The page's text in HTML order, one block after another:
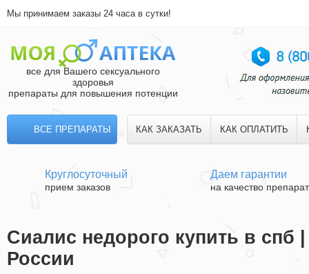
Мы принимаем заказы 24 часа в сутки!
все для Вашего сексуального
здоровья
препараты для повышения потенции
ВСЕ ПРЕПАРАТЫ КАК ЗАКАЗАТЬ КАК ОПЛАТИТЬ
Круглосуточный
прием заказов
Даем гарантии
на качество
Сиалис недорого купить в спб
России